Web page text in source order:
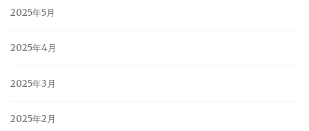
2025年5月
2025年4月
2025年3月
2025年2月